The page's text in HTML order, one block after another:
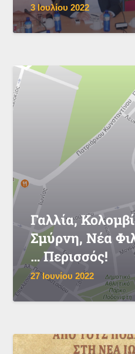
3 Ιουλίου 2022
Γαλλία,
Σμύρνη, Νέα
… Περισσός!
27 Ιουνίου 2022